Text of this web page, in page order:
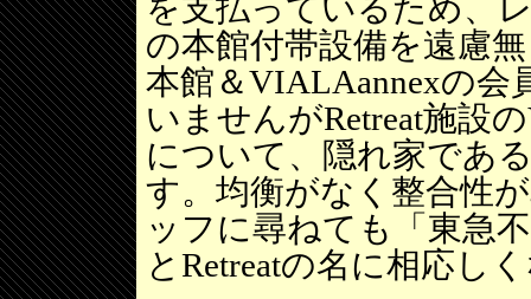
を支払っているため、
の本館付帯設備を遠慮
本館＆VIALAannexの会
いませんがRetreat施設
について、隠れ家であ
す。均衡がなく整合性
ッフに尋ねても「東急
とRetreatの名に相応し